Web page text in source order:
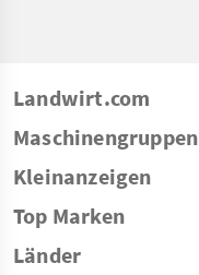
Landwirt.com
Maschinengruppen
Kleinanzeigen
Top Marken
Länder